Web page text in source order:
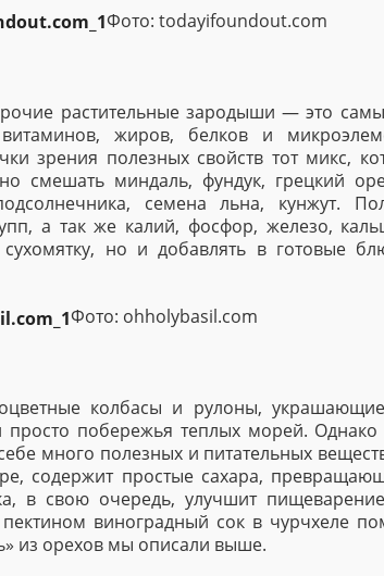
Фото: todayifoundout.com
растительные зародыши — это
жиров, белков и
зрения полезных свойств тот микс,
смешать миндаль, фундук, грецкий
семена льна, кунжут.
а так же калий, фосфор, железо,
сухомятку, но и добавлять в готовые
Фото: ohholybasil.com
колбасы и рулоны,
просто побережья теплых морей.
много полезных и питательных
содержит простые сахара,
в свою очередь, улучшит
виноградный сок в чурчхеле
из орехов мы описали выше.